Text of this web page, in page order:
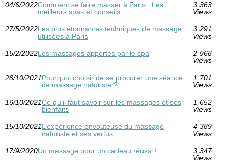
04/6/2022Comment se faire masser à Paris : Les
meilleurs spas et conseils
3 363
Views
27/5/2022Les plus étonnantes techniques de massage
utilisées à Paris
3 291
Views
15/2/2022Les massages apportés par le spa
2 968
Views
28/10/2021Pourquoi choisir de se procurer une séance
de massage naturiste ?
1 701
Views
16/10/2021Ce qu’il faut savoir sur les massages et ses
bienfaits
1 652
Views
15/10/2021L’expérience envouteuse du massage
naturiste et ses vertus
4 389
Views
17/9/2020Un massage pour un cadeau réussi !
3 347
Views